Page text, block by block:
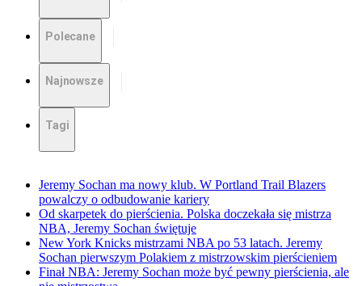
Polecane
Najnowsze
Tagi
Jeremy Sochan ma nowy klub. W Portland Trail Blazers
powalczy o odbudowanie kariery
Od skarpetek do pierścienia. Polska doczekała się mistrza
NBA, Jeremy Sochan świętuje
New York Knicks mistrzami NBA po 53 latach. Jeremy
Sochan pierwszym Polakiem z mistrzowskim pierścieniem
Finał NBA: Jeremy Sochan może być pewny pierścienia, ale